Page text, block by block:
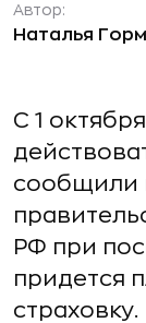
Автор:
Наталья
C 1
сообщили
РФ при
придется
страховку.